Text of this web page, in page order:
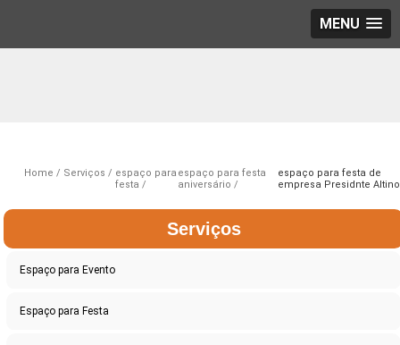
MENU
Home Serviços
espaço para
festa
espaço para festa
aniversário
espaço para festa de
empresa Presidnte Altino
Serviços
Espaço para Evento
Espaço para Festa